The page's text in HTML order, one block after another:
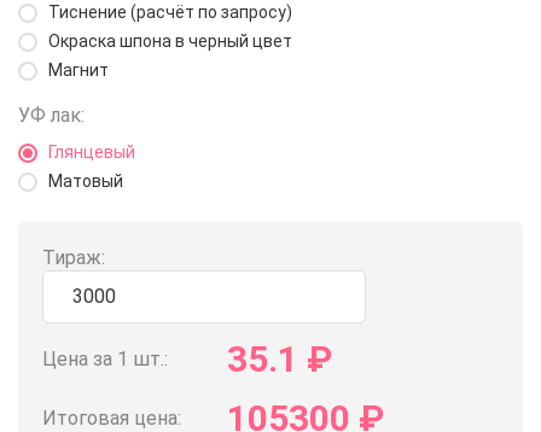
Тиснение (расчёт по запросу)
Окраска шпона в черный цвет
Магнит
УФ лак:
Глянцевый
Матовый
Тираж:
Цена за 1 шт.: 35.1 ₽
Итоговая цена: 105300 ₽